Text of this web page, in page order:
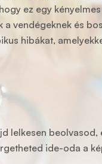
ez egy
vendégeknek és
hibákat,
lelkesen
ide-oda a